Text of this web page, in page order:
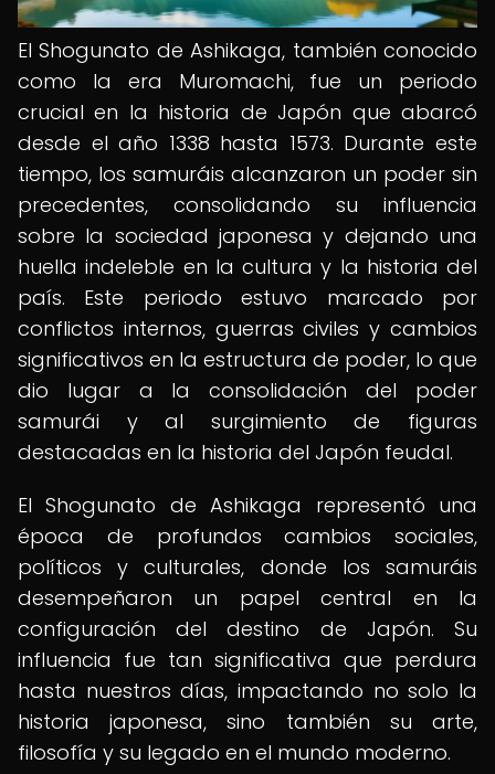
El Shogunato de Ashikaga, también conocido
como la era Muromachi, fue un periodo
crucial en la historia de Japón que abarcó
desde el año 1338 hasta 1573. Durante este
tiempo, los samuráis alcanzaron un poder sin
precedentes, consolidando su influencia
sobre la sociedad japonesa y dejando una
huella indeleble en la cultura y la historia del
país. Este periodo estuvo marcado por
conflictos internos, guerras civiles y cambios
significativos en la estructura de poder, lo que
dio lugar a la consolidación del poder
samurái y al surgimiento de figuras
destacadas en la historia del Japón feudal.
El Shogunato de Ashikaga representó una
época de profundos cambios sociales,
políticos y culturales, donde los samuráis
desempeñaron un papel central en la
configuración del destino de Japón. Su
influencia fue tan significativa que perdura
hasta nuestros días, impactando no solo la
historia japonesa, sino también su arte,
filosofía y su legado en el mundo moderno.